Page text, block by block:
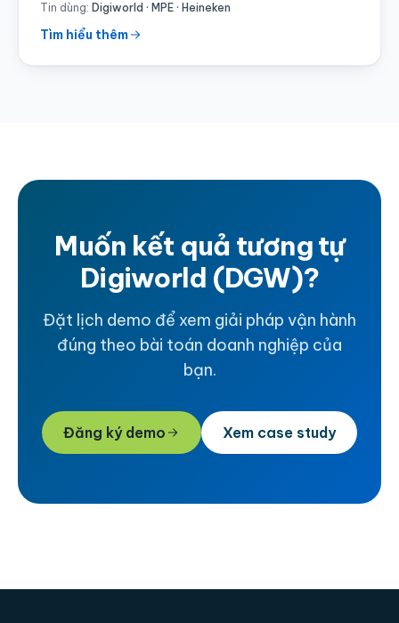
Tin dùng: Digiworld · MPE · Heineken
Tìm hiểu thêm
Muốn kết quả tương tự
Digiworld (DGW)?
Đặt lịch demo để xem giải pháp vận hành
đúng theo bài toán doanh nghiệp của
bạn.
Đăng ký demo Xem case study